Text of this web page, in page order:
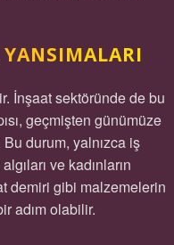
İnşaat sektöründe de bu
geçmişten günümüze
durum, yalnızca iş
ve kadınların
demiri gibi malzemelerin
adım olabilir.